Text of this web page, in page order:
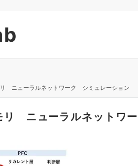
ニューラルネットワーク シミュレーション
リ ニューラルネットワ